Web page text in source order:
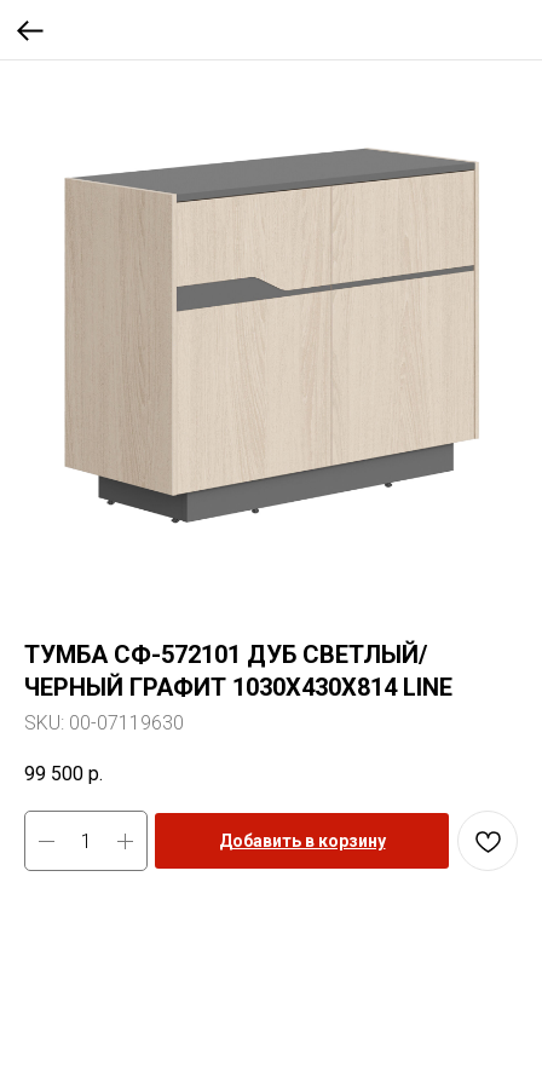
ТУМБА СФ-572101 ДУБ СВЕТЛЫЙ/
ЧЕРНЫЙ ГРАФИТ 1030Х430Х814 LINE
SKU: 00-07119630
99 500 р.
Добавить в корзину